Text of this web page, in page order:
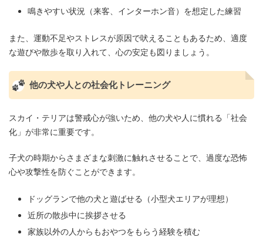
鳴きやすい状況（来客、インターホン音）を想定した練習
また、運動不足やストレスが原因で吠えることもあるため、適度
な遊びや散歩を取り入れて、心の安定も図りましょう。
他の犬や人との社会化トレーニング
スカイ・テリアは警戒心が強いため、他の犬や人に慣れる「社会
化」が非常に重要です。
子犬の時期からさまざまな刺激に触れさせることで、過度な恐怖
心や攻撃性を防ぐことができます。
ドッグランで他の犬と遊ばせる（小型犬エリアが理想）
近所の散歩中に挨拶させる
家族以外の人からもおやつをもらう経験を積む